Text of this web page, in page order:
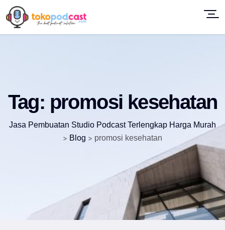
Tag: promosi kesehatan
Jasa Pembuatan Studio Podcast Terlengkap Harga Murah
> Blog > promosi kesehatan